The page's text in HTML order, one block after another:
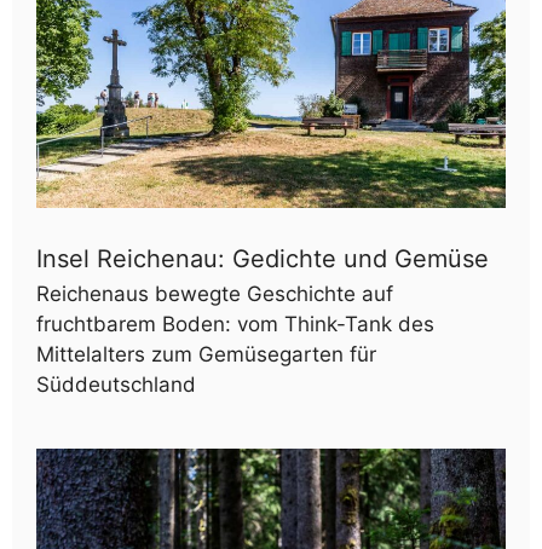
Insel Reichenau: Gedichte und Gemüse
Reichenaus bewegte Geschichte auf
fruchtbarem Boden: vom Think-Tank des
Mittelalters zum Gemüsegarten für
Süddeutschland